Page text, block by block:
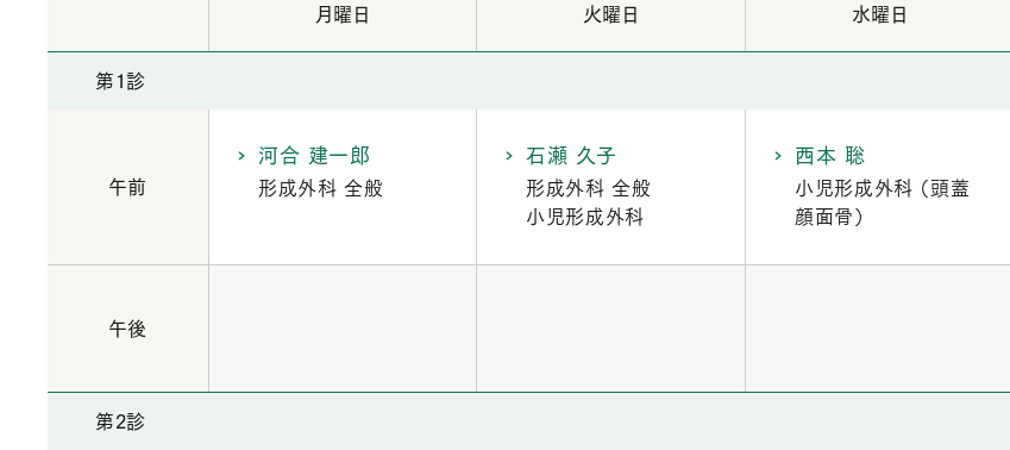
月曜日 火曜日 水曜日
第1診
午前
河合 建一郎
形成外科 全般
石瀬 久子
形成外科 全般
小児形成外科
西本 聡
小児形成外科 （頭蓋
顔面骨）
午後
第2診